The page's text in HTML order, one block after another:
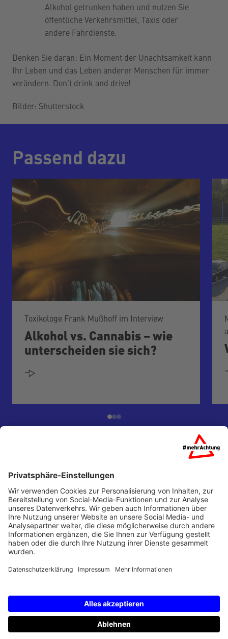
Alkohol getrunken haben und nutzen Sie
öffentliche Verkehrsmittel, Taxis oder
andere Fahrdienste.
Denken Sie daran: Ein Moment der Unachtsamkeit kann
Ihr Leben und das Leben anderer Menschen für immer
verändern. Don’t drink and drive!
Bilder: Shutterstock
Passend dazu
Toxikologe Frank Mußhoff im Interview
Alkohol vs. Cannabis – wie
unterscheiden sie sich?
Startseite
Über uns
Partner
Presse
Kontakt
Barrierefreiheit
Impressum
Datenschutz
Leichte Sprache